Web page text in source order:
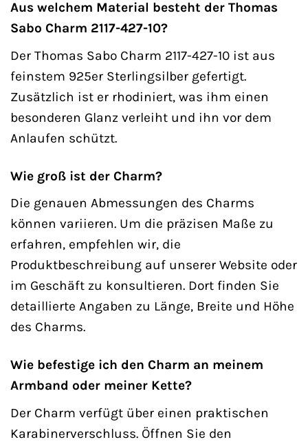
Aus welchem Material besteht der Thomas
Sabo Charm 2117-427-10?
Der Thomas Sabo Charm 2117-427-10 ist aus
feinstem 925er Sterlingsilber gefertigt.
Zusätzlich ist er rhodiniert, was ihm einen
besonderen Glanz verleiht und ihn vor dem
Anlaufen schützt.
Wie groß ist der Charm?
Die genauen Abmessungen des Charms
können variieren. Um die präzisen Maße zu
erfahren, empfehlen wir, die
Produktbeschreibung auf unserer Website oder
im Geschäft zu konsultieren. Dort finden Sie
detaillierte Angaben zu Länge, Breite und Höhe
des Charms.
Wie befestige ich den Charm an meinem
Armband oder meiner Kette?
Der Charm verfügt über einen praktischen
Karabinerverschluss. Öffnen Sie den